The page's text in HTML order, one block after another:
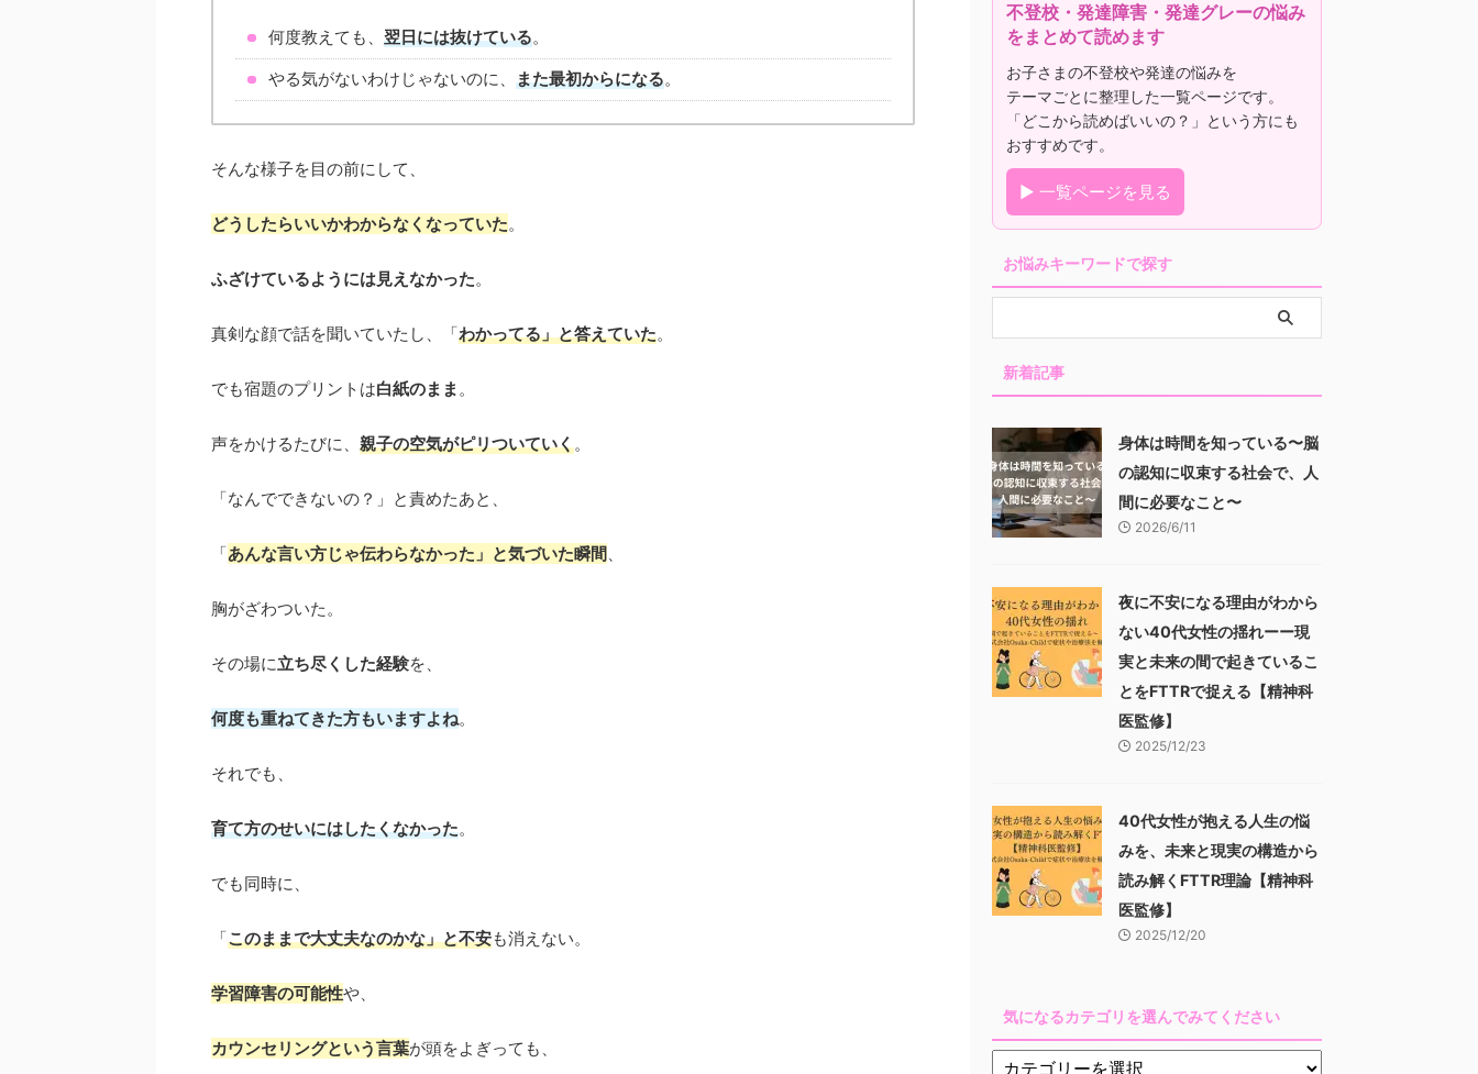
何度教えても、 翌日には抜けている。
やる気がないわけじゃないのに、 また最初からになる。
そんな様子を目の前にして、
どうしたらいいかわからなくなっていた。
ふざけているようには見えなかった。
真剣な顔で話を聞いていたし、「わかってる」と答えていた。
でも宿題のプリントは白紙のまま 。
声をかけるたびに、 親子の空気がピリついていく。
「なんでできないの？」と責めたあと、
「あんな言い方じゃ伝わらなかった」と気づいた瞬間
胸がざわついた。
その場に立ち尽くした経験を、
何度も重ねてきた方もいますよね。
それでも、
育て方のせいにはしたくなかった。
でも同時に、
「このままで大丈夫なのかな」と不安も消えない。
学習障害の可能性や、
カウンセリングという言葉が頭をよぎっても、
不登校・発達障害・発達グレーの悩み
をまとめて読めます
お子さまの不登校や発達の悩みを
テーマごとに整理した一覧ページです。
「どこから読めばいいの？」という方にも
おすすめです。
▶ 一覧ページを見る
お悩みキーワードで探す
新着記事
身体は時間を知っている〜脳
の認知に収束する社会で、人
間に必要なこと〜
2026/6/11
夜に不安になる理由がわから
ない40代女性の揺れーー現
実と未来の間で起きているこ
とをFTTRで捉える【精神科
医監修】
2025/12/23
40代女性が抱える人生の悩
みを、未来と現実の構造から
読み解くFTTR理論【精神科
医監修】
2025/12/20
気になるカテゴリを選んでみてください